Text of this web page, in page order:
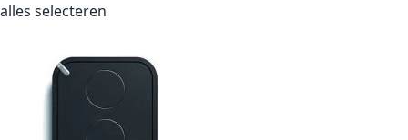
alles selecteren